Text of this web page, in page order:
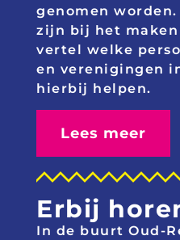
genomen
zijn bij het maken
vertel welke
en verenigingen
hierbij helpen.
Lees meer
Erbij
In de buurt Oud-